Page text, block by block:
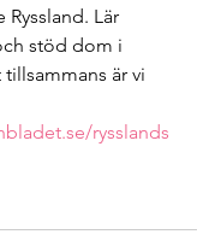
Lär
stöd dom i
är vi
rysslands